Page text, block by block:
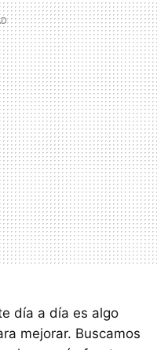
día a día es algo
mejorar. Buscamos